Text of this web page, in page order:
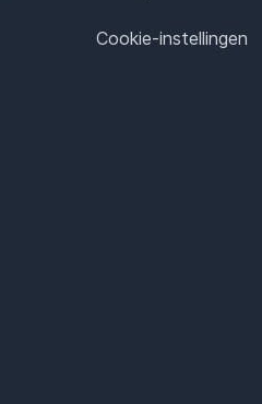
Cookie-instellingen